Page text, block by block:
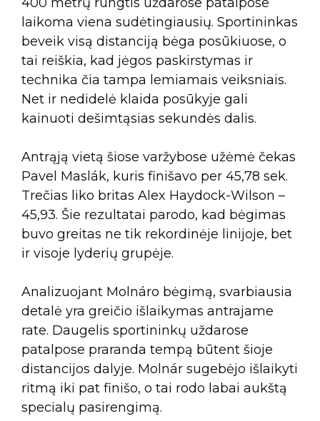
laikoma viena sudėtingiausių. Sportininkas
beveik visą distanciją bėga posūkiuose, o
tai reiškia, kad jėgos paskirstymas ir
technika čia tampa lemiamais veiksniais.
Net ir nedidelė klaida posūkyje gali
kainuoti dešimtąsias sekundės dalis.
Antrąją vietą šiose varžybose užėmė čekas
Pavel Maslák, kuris finišavo per 45,78 sek.
Trečias liko britas Alex Haydock-Wilson –
45,93. Šie rezultatai parodo, kad bėgimas
buvo greitas ne tik rekordinėje linijoje, bet
ir visoje lyderių grupėje.
Analizuojant Molnáro bėgimą, svarbiausia
detalė yra greičio išlaikymas antrajame
rate. Daugelis sportininkų uždarose
patalpose praranda tempą būtent šioje
distancijos dalyje. Molnár sugebėjo išlaikyti
ritmą iki pat finišo, o tai rodo labai aukštą
specialų pasirengimą.